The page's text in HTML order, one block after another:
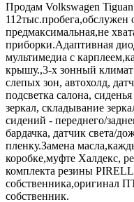
Продам Volkswagen
предмаксимальная,не
приборки.Адаптивная
мультимедиа с
крышу.,3-х зонный климат
слепых зон, автохолд,
подсветка салона,
зеркал, складывание
сидений - переднего/
бардачка, датчик света/
пленку.Замена
коробке,муфте Халдекс,
комплекта резины
собственника,оригинал
собственник.